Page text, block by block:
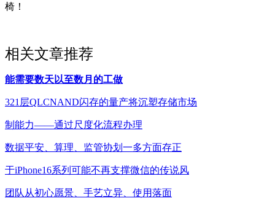
椅！
相关文章推荐
能需要数天以至数月的工做
321层QLCNAND闪存的量产将沉塑存储市场
制能力——通过尺度化流程办理
数据平安、算理、监管协划一多方面存正
于iPhone16系列可能不再支撑微信的传说风
团队从初心愿景、手艺立异、使用落面